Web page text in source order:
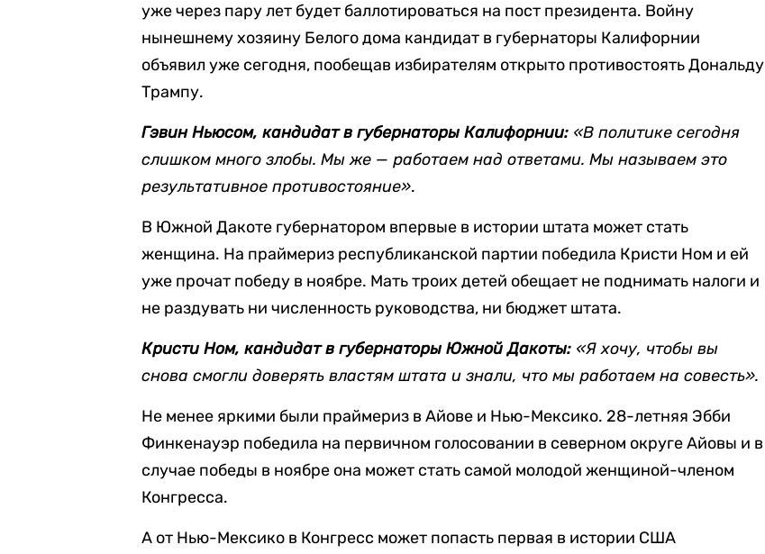
уже через пару лет будет баллотироваться на пост президента. Войну
нынешнему хозяину Белого дома кандидат в губернаторы Калифорнии
объявил уже сегодня, пообещав избирателям открыто противостоять Дональду
Трампу.
Гэвин Ньюсом, кандидат в губернаторы Калифорнии: «В политике сегодня
слишком много злобы. Мы же — работаем над ответами. Мы называем это
результативное противостояние».
В Южной Дакоте губернатором впервые в истории штата может стать
женщина. На праймериз республиканской партии победила Кристи Ном и ей
уже прочат победу в ноябре. Мать троих детей обещает не поднимать налоги и
не раздувать ни численность руководства, ни бюджет штата.
Кристи Ном, кандидат в губернаторы Южной Дакоты: «Я хочу, чтобы вы
снова смогли доверять властям штата и знали, что мы работаем на совесть».
Не менее яркими были праймериз в Айове и Нью-Мексико. 28-летняя Эбби
Финкенауэр победила на первичном голосовании в северном округе Айовы и в
случае победы в ноябре она может стать самой молодой женщиной-членом
Конгресса.
А от Нью-Мексико в Конгресс может попасть первая в истории США